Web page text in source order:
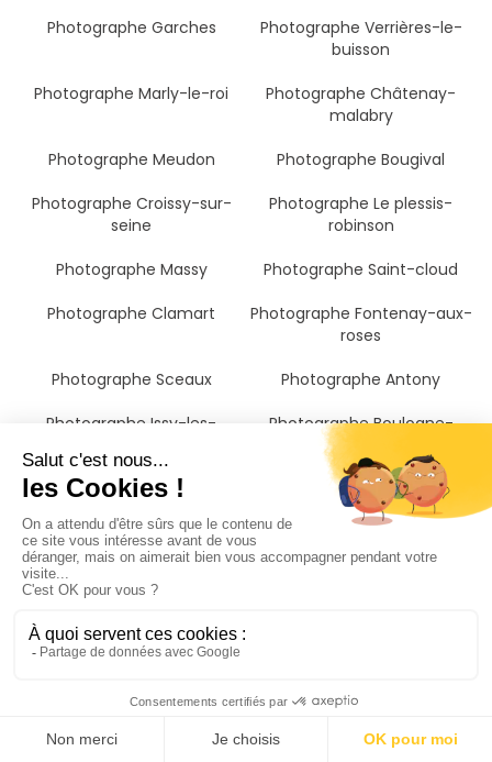
Photographe Garches
Photographe Verrières-le-
buisson
Photographe Marly-le-roi
Photographe Châtenay-
malabry
Photographe Meudon
Photographe Bougival
Photographe Croissy-sur-
seine
Photographe Le plessis-
robinson
Photographe Massy
Photographe Saint-cloud
Photographe Clamart
Photographe Fontenay-aux-
roses
Photographe Sceaux
Photographe Antony
Photographe Issy-les-
Photographe Boulogne-
billancourt
Photographe Chilly-mazarin
Photographe Châtillon
Photographe Longjumeau
Photographe Chatou
Photographe Fresnes
Photographe Bagneux
Photographe Puteaux
Photographe Suresnes